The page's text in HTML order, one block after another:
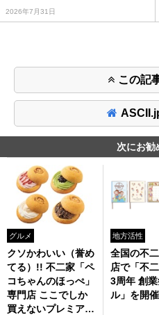
2026年7月31日
この記
次にお勧
グルメ
クソかわいい（誉め
てる）!! 不二家「ペ
コちゃんのほっぺ」
専門店 ここでしか
買えないプレミアム
地方活性
全国の不
店で「不
3周年 創
ル」を開催